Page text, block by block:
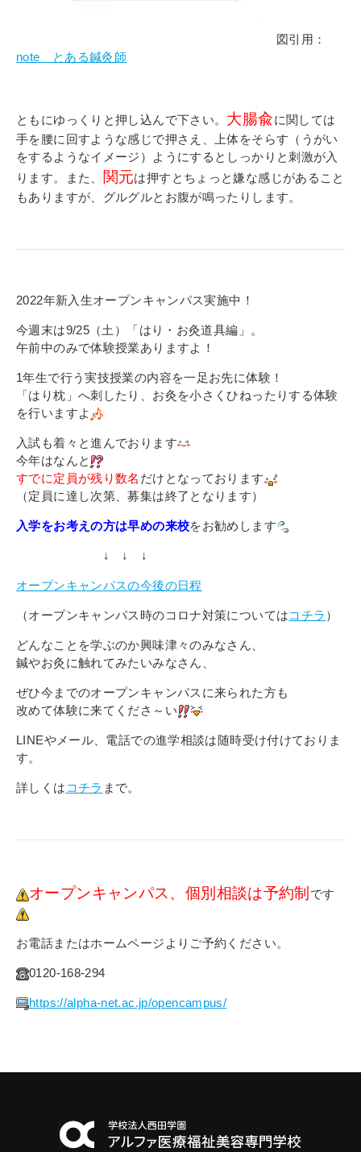
図引用：
note とある鍼灸師
ともにゆっくりと押し込んで下さい。 大腸兪に関しては
手を腰に回すような感じで押さえ、上体をそらす（うがい
をするようなイメージ）ようにするとしっかりと刺激が入
ります。また、
関元は押すとちょっと嫌な感じがあること
もありますが、グルグルとお腹が鳴ったりします。
2022年新入生オープンキャンパス実施中！
今週末は9/25（土）「はり・お灸道具編」。
午前中のみで体験授業ありますよ！
1年生で行う実技授業の内容を一足お先に体験！
「はり枕」へ刺したり、お灸を小さくひねったりする体験
を行いますよ
入試も着々と進んでおります
今年はなんと
すでに定員が残り数名 だけとなっております
（定員に達し次第、募集は終了となります）
入学をお考えの方は早めの来校をお勧めします
↓ ↓ ↓
オープンキャンパスの今後の日程
（オープンキャンパス時のコロナ対策についてはコチラ ）
どんなことを学ぶのか興味津々のみなさん、
鍼やお灸に触れてみたいみなさん、
ぜひ今までのオープンキャンパスに来られた方も
改めて体験に来てくださ～い
LINEやメール、電話での進学相談は随時受け付けておりま
す。
詳しくは コチラ まで。
オープンキャンパス、個別相談は予約制 です
お電話またはホームページよりご予約ください。
0120-168-294
https://alpha-net.ac.jp/opencampus/